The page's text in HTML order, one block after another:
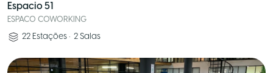
Espacio 51
ESPACO COWORKING
22 Estações • 2 Salas